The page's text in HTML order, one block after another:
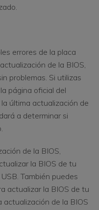
errores de la placa
de la BIOS,
problemas. Si utilizas
página oficial del
última actualización de
a determinar si
de la BIOS,
la BIOS de tu
También puedes
actualizar la BIOS de tu
actualización de la BIOS